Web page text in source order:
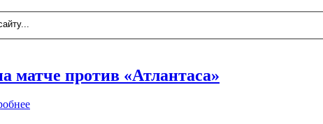
матче против «Атлантаса»